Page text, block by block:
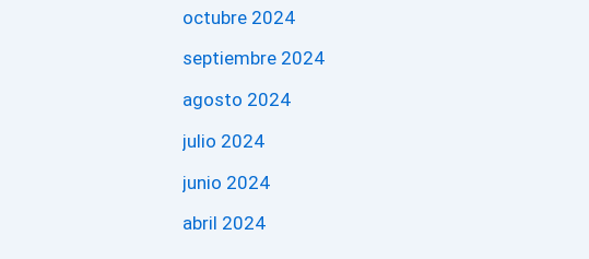
octubre 2024
septiembre 2024
agosto 2024
julio 2024
junio 2024
abril 2024